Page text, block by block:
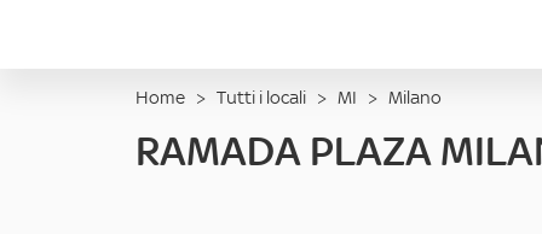
Home > Tutti i locali > MI > Milano
RAMADA PLAZA